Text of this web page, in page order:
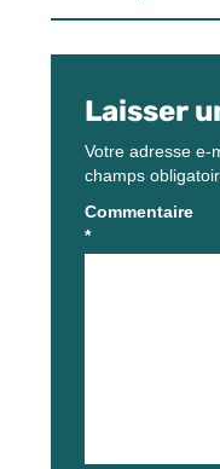
Laisser
Votre adresse e-
champs
Commentaire
*